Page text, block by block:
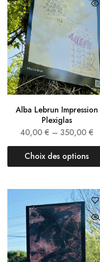
Alba Lebrun Impression
Plexiglas
40,00 € – 350,00 €
Choix des options